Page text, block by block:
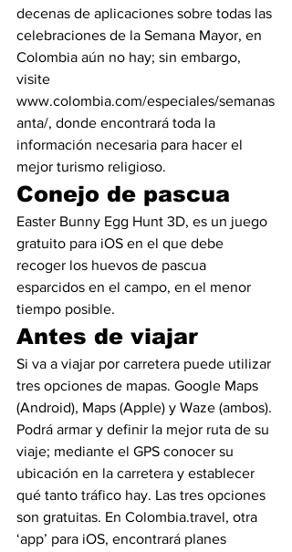
decenas de aplicaciones sobre todas las
celebraciones de la Semana Mayor, en
Colombia aún no hay; sin embargo,
visite
www.colombia.com/especiales/semanas
anta/, donde encontrará toda la
información necesaria para hacer el
mejor turismo religioso.
Conejo de pascua
Easter Bunny Egg Hunt 3D, es un juego
gratuito para iOS en el que debe
recoger los huevos de pascua
esparcidos en el campo, en el menor
tiempo posible.
Antes de viajar
Si va a viajar por carretera puede utilizar
tres opciones de mapas. Google Maps
(Android), Maps (Apple) y Waze (ambos).
Podrá armar y definir la mejor ruta de su
viaje; mediante el GPS conocer su
ubicación en la carretera y establecer
qué tanto tráfico hay. Las tres opciones
son gratuitas. En Colombia.travel, otra
‘app’ para iOS, encontrará planes